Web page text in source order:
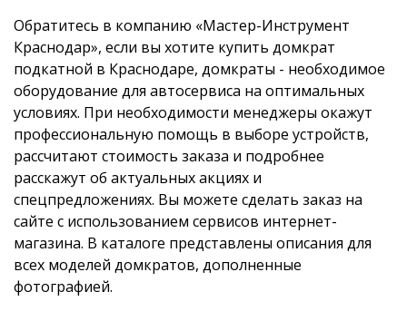
Обратитесь в компанию «Мастер-Инструмент
Краснодар», если вы хотите купить домкрат
подкатной в Краснодаре, домкраты - необходимое
оборудование для автосервиса на оптимальных
условиях. При необходимости менеджеры окажут
профессиональную помощь в выборе устройств,
рассчитают стоимость заказа и подробнее
расскажут об актуальных акциях и
спецпредложениях. Вы можете сделать заказ на
сайте с использованием сервисов интернет-
магазина. В каталоге представлены описания для
всех моделей домкратов, дополненные
фотографией.